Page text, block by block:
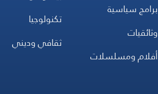
برامج سياسية
وثائقيات
أفلام ومسلسلات
تكنولوجيا
ثقافي وديني